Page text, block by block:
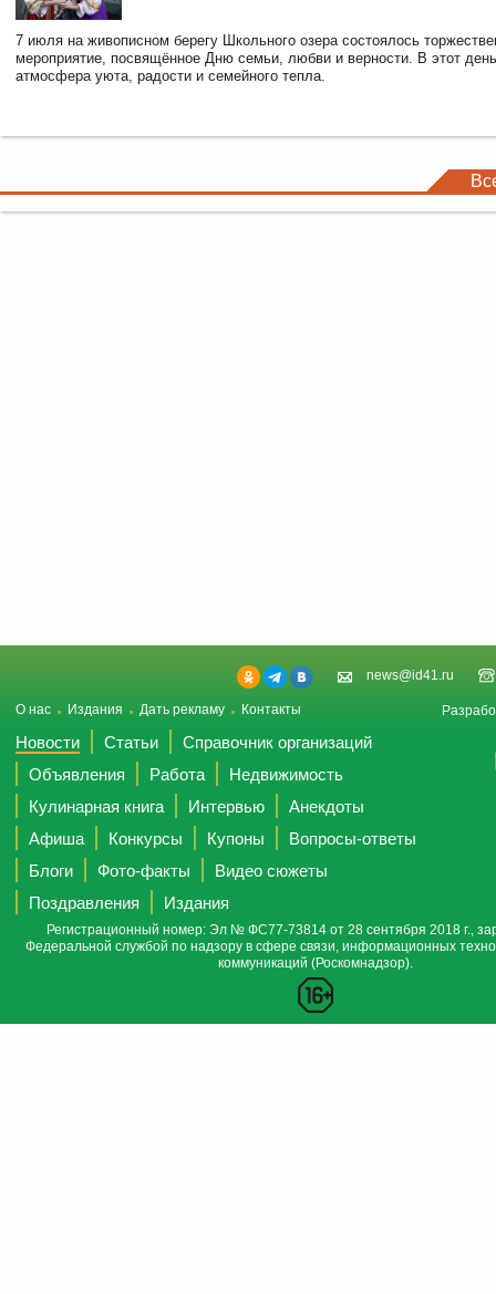
7 июля на живописном берегу Школьного озера состоялось
мероприятие, посвящённое Дню семьи, любви и верности. В этот
атмосфера уюта, радости и семейного тепла.
news@id41.ru
О нас Издания Дать рекламу Контакты
Новости Статьи
Справочник организаций
Объявления
Работа
Недвижимость
Кулинарная книга
Интервью
Анекдоты
Афиша
Конкурсы Купоны
Вопросы-ответы
Блоги
Фото-факты
Видео сюжеты
Поздравления
Издания
Регистрационный номер: Эл № ФС77-73814 от 28 сентября 2018 г.,
Федеральной службой по надзору в сфере связи, информационных
коммуникаций (Роскомнадзор).